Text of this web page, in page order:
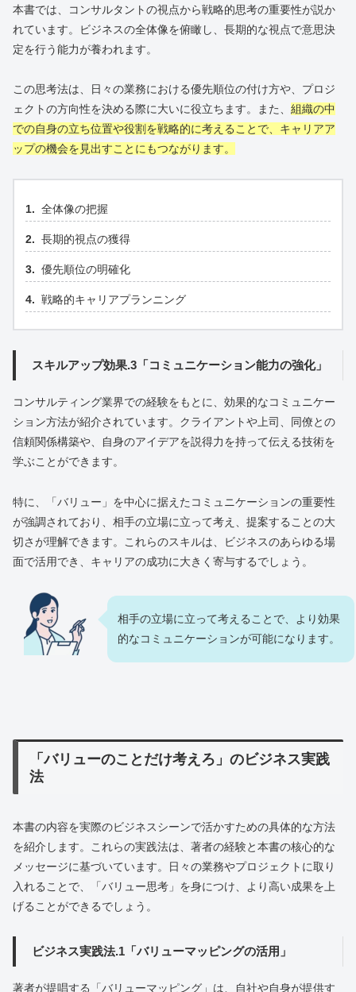
本書では、コンサルタントの視点から戦略的思考の重要性が説か
れています。ビジネスの全体像を俯瞰し、長期的な視点で意思決
定を行う能力が養われます。
この思考法は、日々の業務における優先順位の付け方や、プロジ
ェクトの方向性を決める際に大いに役立ちます。また、 組織の中
での自身の立ち位置や役割を戦略的に考えることで、キャリアア
ップの機会を見出すことにもつながります。
全体像の把握
長期的視点の獲得
優先順位の明確化
戦略的キャリアプランニング
スキルアップ効果.3「コミュニケーション能力の強化」
コンサルティング業界での経験をもとに、効果的なコミュニケー
ション方法が紹介されています。クライアントや上司、同僚との
信頼関係構築や、自身のアイデアを説得力を持って伝える技術を
学ぶことができます。
特に、「バリュー」を中心に据えたコミュニケーションの重要性
が強調されており、相手の立場に立って考え、提案することの大
切さが理解できます。これらのスキルは、ビジネスのあらゆる場
面で活用でき、キャリアの成功に大きく寄与するでしょう。
相手の立場に立って考えることで、より効果
的なコミュニケーションが可能になります。
「バリューのことだけ考えろ」のビジネス実践
法
本書の内容を実際のビジネスシーンで活かすための具体的な方法
を紹介します。これらの実践法は、著者の経験と本書の核心的な
メッセージに基づいています。日々の業務やプロジェクトに取り
入れることで、「バリュー思考」を身につけ、より高い成果を上
げることができるでしょう。
ビジネス実践法.1「バリューマッピングの活用」
著者が提唱する「バリューマッピング」は、自社や自身が提供す